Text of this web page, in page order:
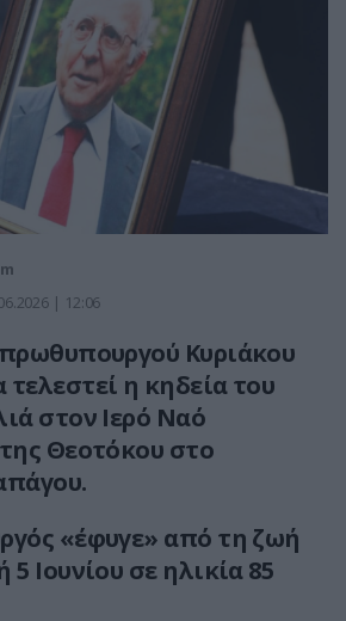
| 12:06
Κυριάκου
η κηδεία του
στον Ιερό Ναό
Θεοτόκου στο
«έφυγε» από τη ζωή
Ιουνίου σε ηλικία 85